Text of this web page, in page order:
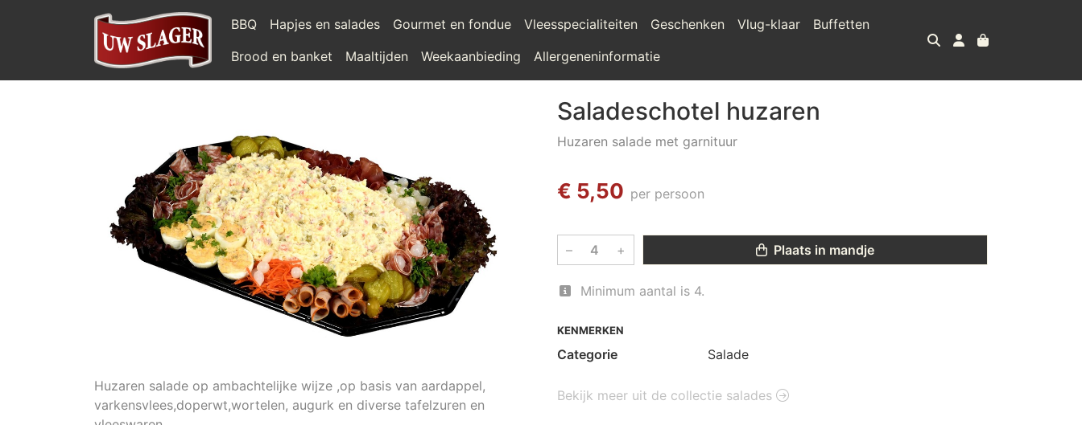
BBQ Hapjes en salades Gourmet en fondue Vleesspecialiteiten Geschenken Vlug-klaar
Buffetten
Brood en banket
Maaltijden Weekaanbieding Allergeneninformatie
Huzaren salade op ambachtelijke wijze ,op basis van aardappel,
varkensvlees,doperwt,wortelen, augurk en diverse tafelzuren en
Saladeschotel huzaren
Huzaren salade met garnituur
€ 5,50 per persoon
– + Plaats in mandje
Minimum aantal is 4.
KENMERKEN
Categorie Salade
Bekijk meer uit de collectie salades